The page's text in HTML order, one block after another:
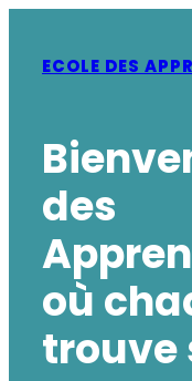
contenu
ECOLE DES
des
où
trouve